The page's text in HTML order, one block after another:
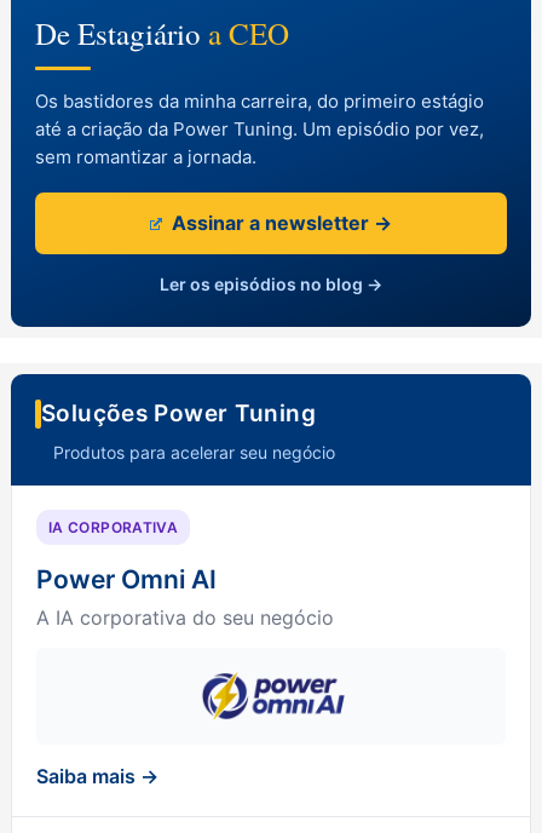
De Estagiário a CEO
Os bastidores da minha carreira, do primeiro estágio
até a criação da Power Tuning. Um episódio por vez,
sem romantizar a jornada.
Assinar a newsletter →
Ler os episódios no blog →
Soluções Power Tuning
Produtos para acelerar seu negócio
IA CORPORATIVA
Power Omni AI
A IA corporativa do seu negócio
Saiba mais →